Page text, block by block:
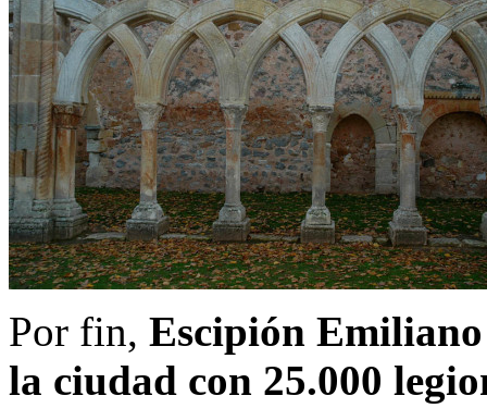
Por fin, Escipión Emiliano
la ciudad con 25.000